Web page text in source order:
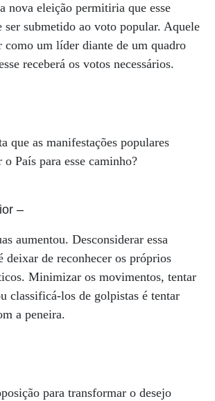
nova eleição permitiria que esse
ser submetido ao voto popular. Aquele
como um líder diante de um quadro
receberá os votos necessários.
que as manifestações populares
o País para esse caminho?
–
aumentou. Desconsiderar essa
deixar de reconhecer os próprios
Minimizar os movimentos, tentar
classificá-los de golpistas é tentar
a peneira.
para transformar o desejo